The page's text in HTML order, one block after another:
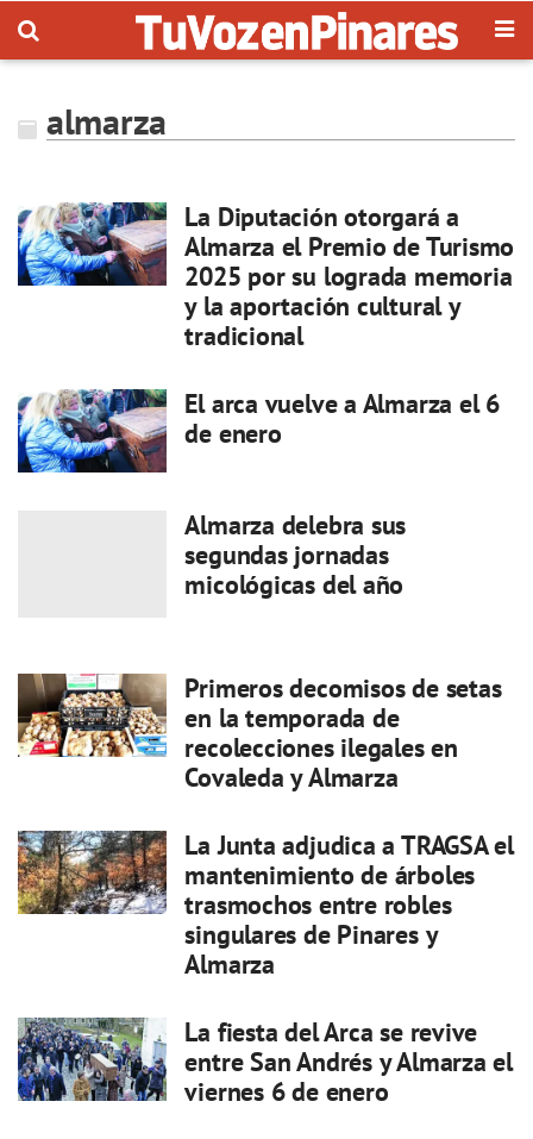
almarza
La Diputación otorgará a
Almarza el Premio de Turismo
2025 por su lograda memoria
y la aportación cultural y
tradicional
El arca vuelve a Almarza el 6
de enero
Almarza delebra sus
segundas jornadas
micológicas del año
Primeros decomisos de setas
en la temporada de
recolecciones ilegales en
Covaleda y Almarza
La Junta adjudica a TRAGSA el
mantenimiento de árboles
trasmochos entre robles
singulares de Pinares y
Almarza
La fiesta del Arca se revive
entre San Andrés y Almarza el
viernes 6 de enero